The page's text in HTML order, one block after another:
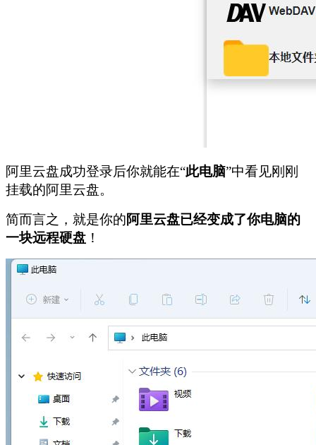
阿里云盘成功登录后你就能在“此电脑”中看见刚刚
挂载的阿里云盘。
简而言之，就是你的阿里云盘已经变成了你电脑的
一块远程硬盘 ！